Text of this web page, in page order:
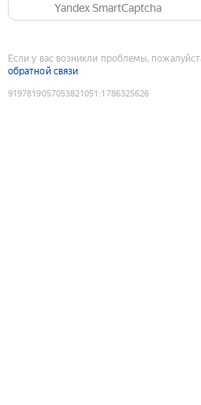
Yandex SmartCaptcha
Если у вас возникли проблемы,
обратной связи
9197819057053821051 :1786325626